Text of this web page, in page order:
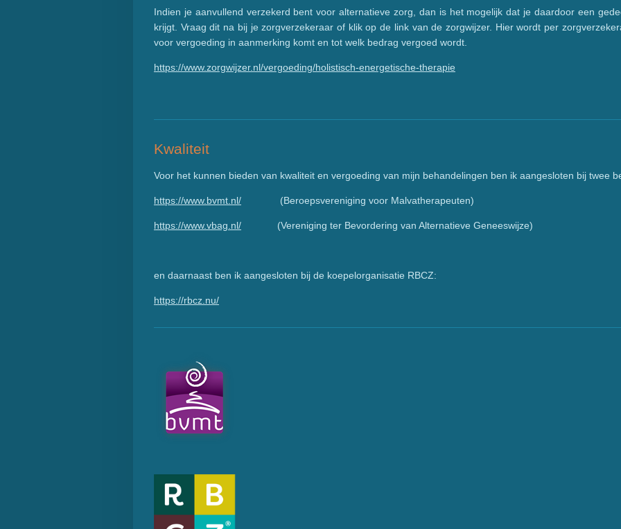
Indien je aanvullend verzekerd bent voor alternatieve zorg, dan is het mogelijk dat je daardoor een
krijgt. Vraag dit na bij je zorgverzekeraar of klik op de link van de zorgwijzer. Hier wordt per
voor vergoeding in aanmerking komt en tot welk bedrag vergoed wordt.
https://www.zorgwijzer.nl/vergoeding/holistisch-energetische-therapie
Kwaliteit
Voor het kunnen bieden van kwaliteit en vergoeding van mijn behandelingen ben ik aangesloten bij twee
https://www.bvmt.nl/ (Beroepsvereniging voor Malvatherapeuten)
https://www.vbag.nl/ (Vereniging ter Bevordering van Alternatieve Geneeswijze)
en daarnaast ben ik aangesloten bij de koepelorganisatie RBCZ:
https://rbcz.nu/